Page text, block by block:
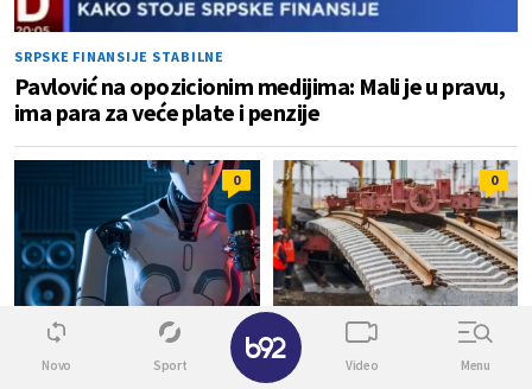
SRPSKE FINANSIJE STABILNE
Pavlović na opozicionim medijima: Mali je u pravu,
ima para za veće plate i penzije
0
BUDUĆNOST JE STIGLA
Kineski proizvođač robota
0
ZAJEDNIČKI INTERES
Brza pruga između Beograda i
Novo Sport Video Menu
✕